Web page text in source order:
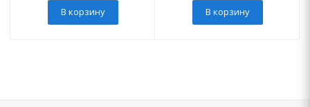
В корзину В корзину